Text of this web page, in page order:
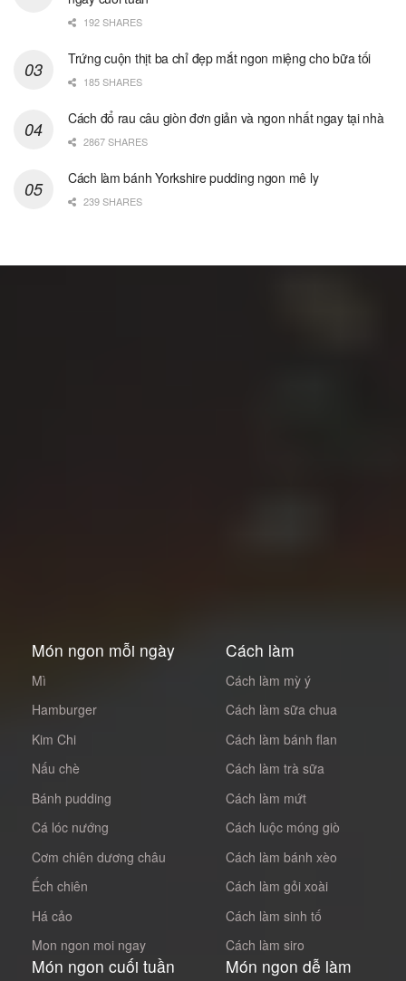
192 SHARES
Trứng cuộn thịt ba chỉ đẹp mắt ngon miệng cho bữa tối
185 SHARES
Cách đổ rau câu giòn đơn giản và ngon nhất ngay tại nhà
2867 SHARES
Cách làm bánh Yorkshire pudding ngon mê ly
239 SHARES
Món ngon mỗi ngày
Mì
Hamburger
Kim Chi
Nấu chè
Bánh pudding
Cá lóc nướng
Cơm chiên dương châu
Ếch chiên
Há cảo
Mon ngon moi ngay
Cách làm
Cách làm mỳ ý
Cách làm sữa chua
Cách làm bánh flan
Cách làm trà sữa
Cách làm mứt
Cách luộc móng giò
Cách làm bánh xèo
Cách làm gỏi xoài
Cách làm sinh tố
Cách làm siro
Món ngon cuối tuần Món ngon dễ làm